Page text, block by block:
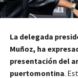
La delegada
Muñoz, ha
presentación del
puertomontina.